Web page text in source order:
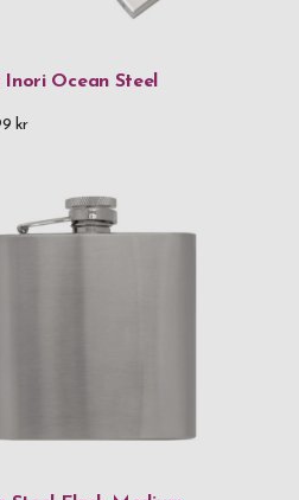
Inori Ocean Steel
kr